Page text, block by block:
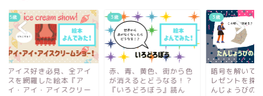
ス好き必見、全アイ
網羅した絵本『ア
アイ・アイスクリー
3歳
赤、青、黄色、街から色
が消えるとどうなる！？
『いろどろぼう』読ん
3歳
暗号を解いてびっく
レゼントを探す絵本
んじょうびのふしぎ